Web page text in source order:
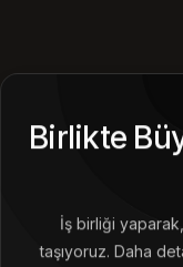
Birlikte
İş birliği
taşıyoruz. Daha